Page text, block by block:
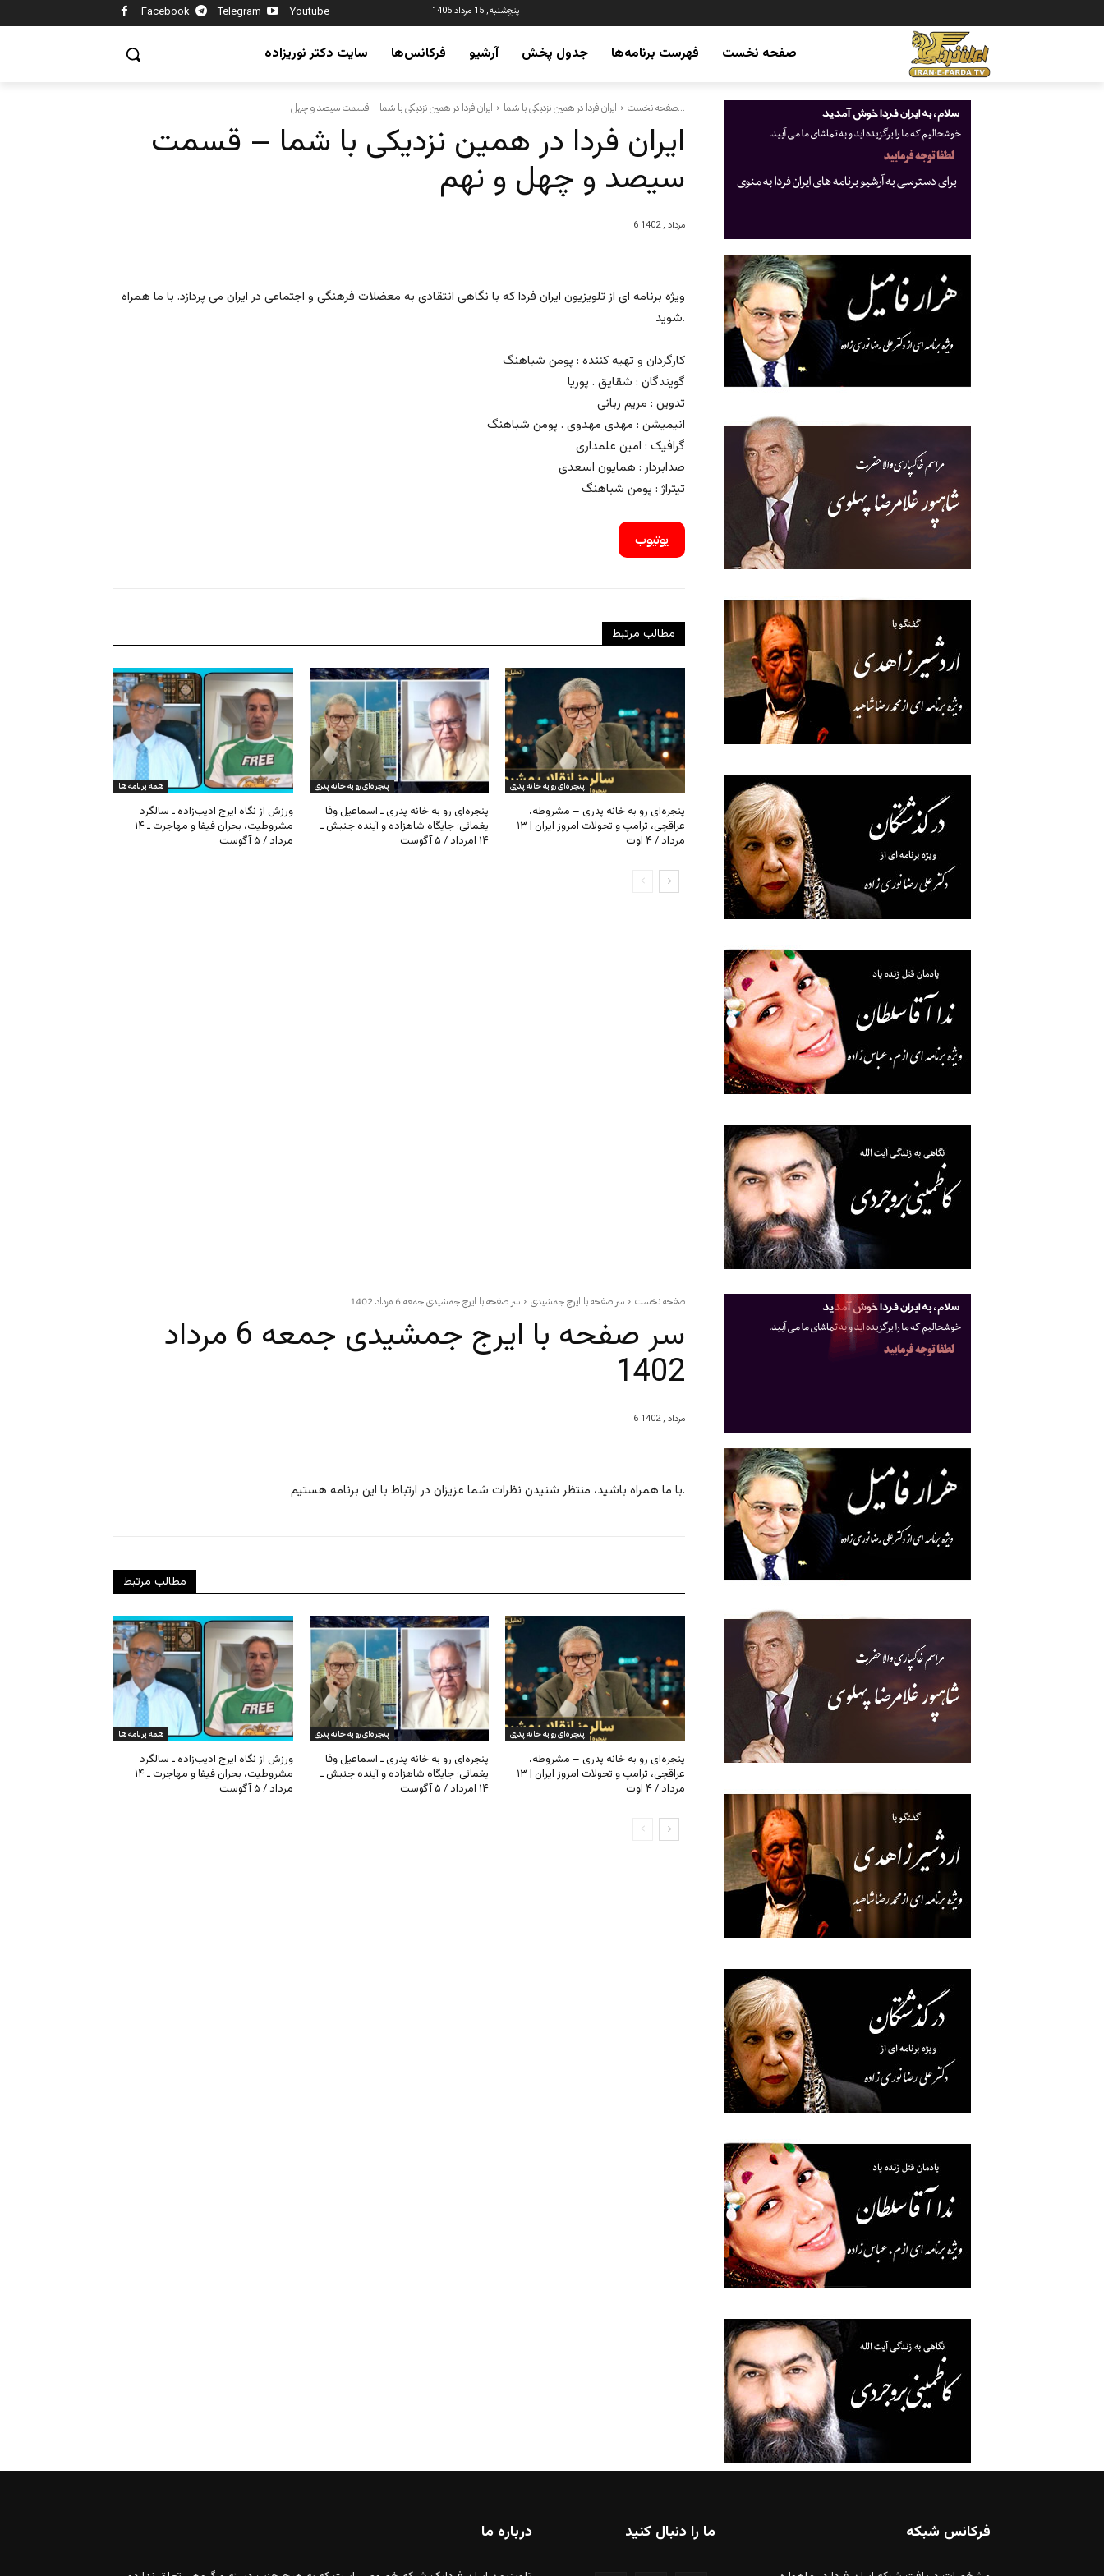
Facebook Telegram Youtube پنج‌شنبه, 15 مرداد 1405
صفحه نخست فهرست برنامه‌ها جدول پخش آرشیو فرکانس‌ها سایت دکتر نوریزاده
صفحه نخست ایران فردا در همین نزدیکی با شما ایران فردا در همین نزدیکی با شما – قسمت سیصد و چهل...
ایران فردا در همین نزدیکی با شما – قسمت
سیصد و چهل و نهم
6 مرداد , 1402
ویژه برنامه ای از تلویزیون ایران فردا که با نگاهی انتقادی به معضلات فرهنگی و اجتماعی در ایران می پردازد. با ما همراه
شوید.
کارگردان و تهیه کننده : پومن شباهنگ
گویندگان : شقایق . پوریا
تدوین : مریم ربانی
انیمیشن : مهدی مهدوی . پومن شباهنگ
گرافیک : امین علمداری
صدابردار : همایون اسعدی
تیتراژ : پومن شباهنگ
یوتیوب
مطالب مرتبط
همه برنامه ها
ورزش از نگاه ایرج ادیب‌زاده ـ سالگرد
مشروطیت، بحران فیفا و مهاجرت ـ ۱۴
مرداد / ۵ آگوست
پنجره‌ای رو به خانه پدری
پنجره‌ای رو به خانه پدری ـ اسماعیل وفا
یغمائی؛ جایگاه شاهزاده و آینده جنبش ـ
۱۴ امرداد / ۵ آگوست
پنجره‌ای رو به خانه پدری
پنجره‌ای رو به خانه پدری – مشروطه،
عراقچی، ترامپ و تحولات امروز ایران | ۱۳
مرداد / ۴ اوت
فرکانس شبکه ما را دنبال کنید درباره ما